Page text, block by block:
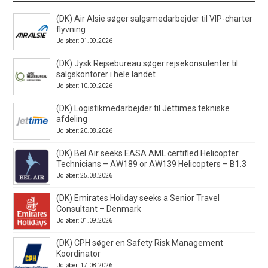
(DK) Air Alsie søger salgsmedarbejder til VIP-charter
flyvning
Udløber: 01.09.2026
(DK) Jysk Rejsebureau søger rejsekonsulenter til
salgskontorer i hele landet
Udløber: 10.09.2026
(DK) Logistikmedarbejder til Jettimes tekniske
afdeling
Udløber: 20.08.2026
(DK) Bel Air seeks EASA AML certified Helicopter
Technicians – AW189 or AW139 Helicopters – B1.3
Udløber: 25.08.2026
(DK) Emirates Holiday seeks a Senior Travel
Consultant – Denmark
Udløber: 01.09.2026
(DK) CPH søger en Safety Risk Management
Koordinator
Udløber: 17.08.2026